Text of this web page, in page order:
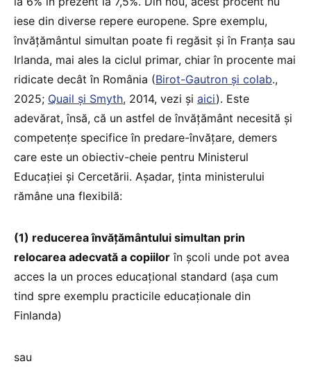
iese din diverse repere europene. Spre exemplu,
învățământul simultan poate fi regăsit și în Franța sau
Irlanda, mai ales la ciclul primar, chiar în procente mai
ridicate decât în România (Birot-Gautron și colab.,
2025; Quail și Smyth, 2014, vezi și aici). Este
adevărat, însă, că un astfel de învățământ necesită și
competențe specifice în predare-învățare, demers
care este un obiectiv-cheie pentru Ministerul
Educației și Cercetării. Așadar, ținta ministerului
rămâne una flexibilă:
(1) reducerea învățământului simultan prin
relocarea adecvată a copiilor în școli unde pot avea
acces la un proces educațional standard (așa cum
tind spre exemplu practicile educaționale din
Finlanda)
sau